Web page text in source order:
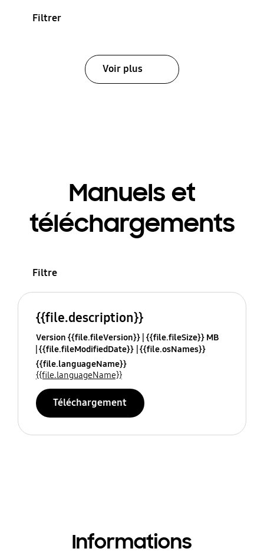
Filtrer
Voir plus
Manuels et
téléchargements
Filtre
{{file.description}}
Version {{file.fileVersion}} {{file.fileSize}} MB
{{file.fileModifiedDate}} {{file.osNames}}
{{file.languageName}}
{{file.languageName}}
Téléchargement
Informations